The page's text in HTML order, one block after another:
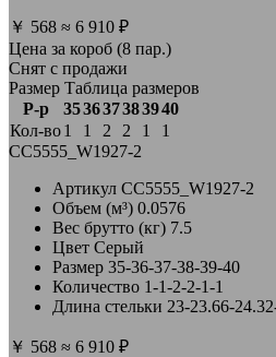
￥ 568 ≈ 6 910 ₽
Цена за короб (8 пар.)
Снят с продажи
Размер Таблица размеров
Р-р
353637383940
Кол-во1 1 2 2 1
1
CC5555_W1927-2
Артикул CC5555_W1927-2
Объем (м³) 0.0576
Вес брутто (кг) 7.5
Цвет Серый
Размер 35-36-37-38-39-40
Количество 1-1-2-2-1-1
Длина стельки 23-23.66-
￥ 568 ≈ 6 910 ₽